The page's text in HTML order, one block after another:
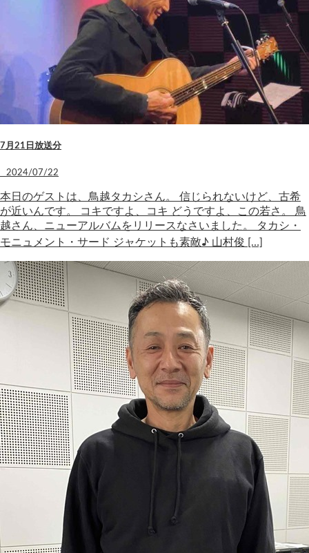
7月21日放送分
2024/07/22
本日のゲストは、鳥越タカシさん。 信じられないけど、古希
が近いんです。 コキですよ、コキ どうですよ、この若さ。 鳥
越さん、ニューアルバムをリリースなさいました。 タカシ・
モニュメント・サード ジャケットも素敵♪ 山村俊 […]